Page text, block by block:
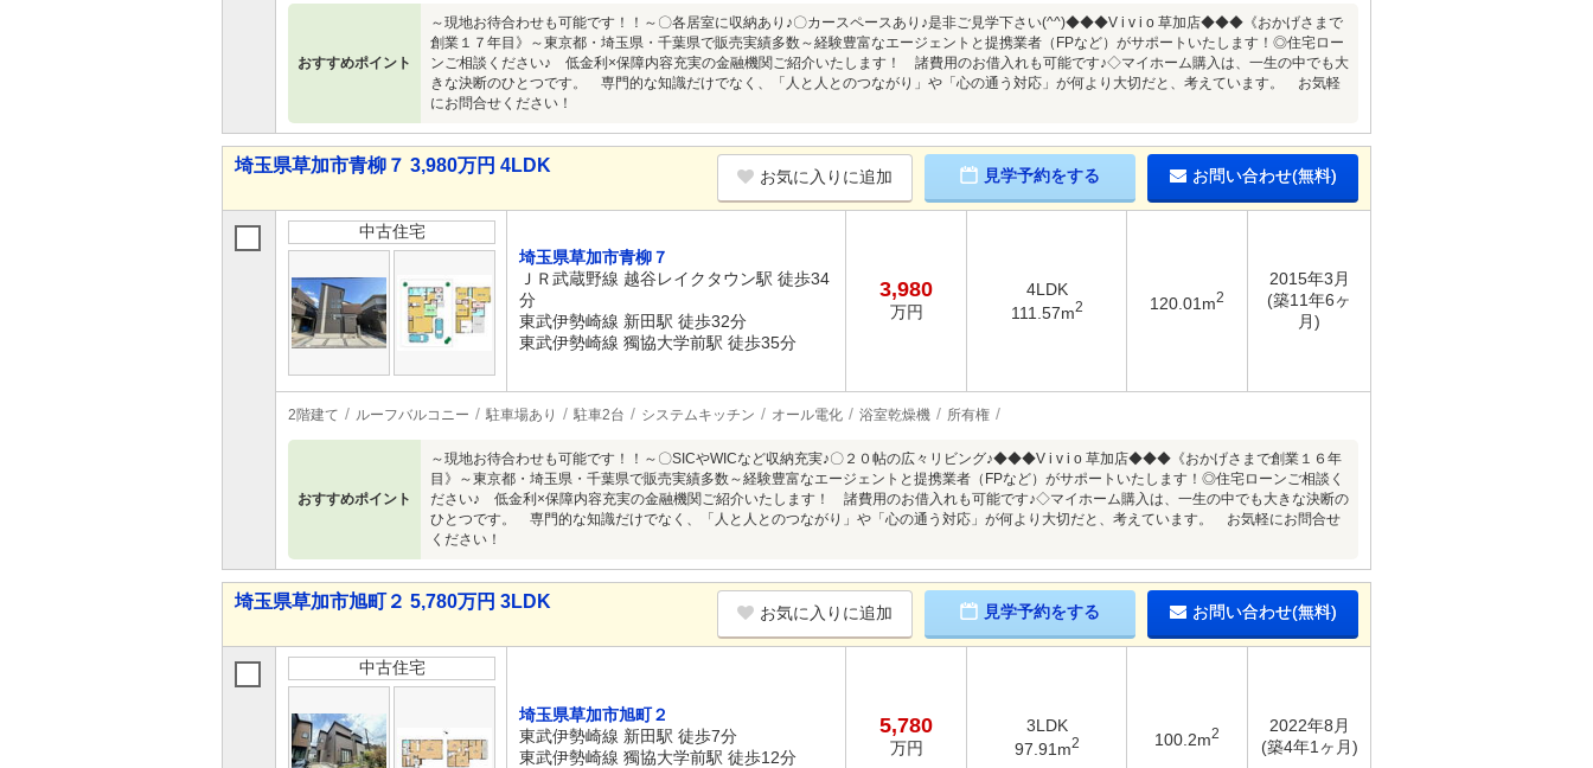
おすすめポイント
～現地お待合わせも可能です！！～〇各居室に収納あり♪〇カースペースあり♪是非ご見学下さい(^^)◆◆◆V i v i o 草加店◆◆◆《おかげさまで
創業１７年目》～東京都・埼玉県・千葉県で販売実績多数～経験豊富なエージェントと提携業者（FPなど）がサポートいたします！◎住宅ロー
ンご相談ください♪ 低金利×保障内容充実の金融機関ご紹介いたします！ 諸費用のお借入れも可能です♪◇マイホーム購入は、一生の中でも大
きな決断のひとつです。 専門的な知識だけでなく、「人と人とのつながり」や「心の通う対応」が何より大切だと、考えています。 お気軽
にお問合せください！
埼玉県草加市青柳７ 3,980万円 4LDK
お気に入りに追加 見学予約をする お問い合わせ(無料)
中古住宅
埼玉県草加市青柳７
ＪＲ武蔵野線 越谷レイクタウン駅 徒歩34
分
東武伊勢崎線 新田駅 徒歩32分
東武伊勢崎線 獨協大学前駅 徒歩35分
3,980
万円
4LDK
111.57m2 120.01m2
2015年3月
(築11年6ヶ
月)
2階建て ルーフバルコニー 駐車場あり 駐車2台 システムキッチン オール電化 浴室乾燥機 所有権
おすすめポイント
～現地お待合わせも可能です！！～〇SICやWICなど収納充実♪〇２０帖の広々リビング♪◆◆◆V i v i o 草加店◆◆◆《おかげさまで創業１６年
目》～東京都・埼玉県・千葉県で販売実績多数～経験豊富なエージェントと提携業者（FPなど）がサポートいたします！◎住宅ローンご相談く
ださい♪ 低金利×保障内容充実の金融機関ご紹介いたします！ 諸費用のお借入れも可能です♪◇マイホーム購入は、一生の中でも大きな決断の
ひとつです。 専門的な知識だけでなく、「人と人とのつながり」や「心の通う対応」が何より大切だと、考えています。 お気軽にお問合せ
ください！
埼玉県草加市旭町２ 5,780万円 3LDK
お気に入りに追加 見学予約をする お問い合わせ(無料)
中古住宅
埼玉県草加市旭町２
東武伊勢崎線 新田駅 徒歩7分
東武伊勢崎線 獨協大学前駅 徒歩12分
5,780
万円
3LDK
97.91m2 100.2m2
2022年8月
(築4年1ヶ月)